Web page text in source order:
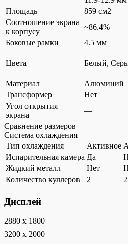
Площадь
859 см2
Соотношение экрана
к корпусу
~86.4%
Боковые рамки
4.5 мм
Цвета Белый,
Материал
Алюминий
Трансформер
Нет
Угол открытия
экрана
—
Сравнение размеров
Система охлаждения
Тип охлаждения
Активное
Испарительная камера Да
Жидкий металл
Нет
Количество куллеров
2 2
Дисплей
2880 x 1800
3200 x 2000